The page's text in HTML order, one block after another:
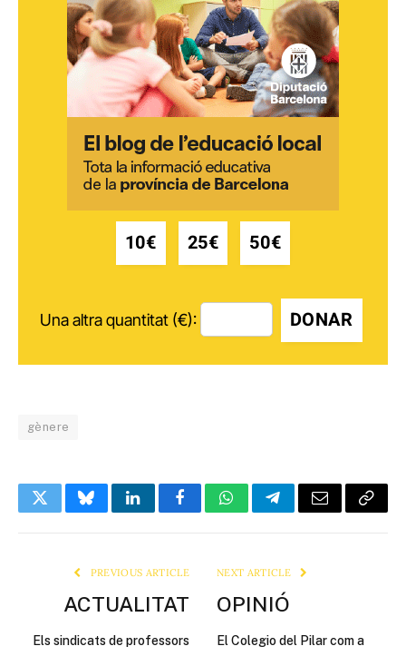
10€ 25€ 50€
Una altra quantitat (€): DONAR
gènere
TwitterBlueskyLinkedInFacebookWhatsAppTelegramEmail Copy
PREVIOUS ARTICLE
ACTUALITAT
Els sindicats de professors
NEXT ARTICLE
OPINIÓ
El Colegio del Pilar com a